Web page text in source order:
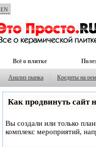
EN
Всё о плитке
Анализ рынка Кредиты на
Как продвинуть сайт
Вы создали или только
комплекс мероприятий,